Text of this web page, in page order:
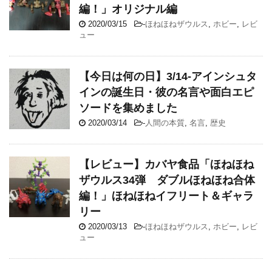
編！」オリジナル編
2020/03/15 -ほねほねザウルス ホビー
レビ
ュー
【今日は何の日】3/14-アインシュタ
インの誕生日・彼の名言や面白エピ
ソードを集めました
2020/03/14 - 人間の本質 名言 歴史
【レビュー】カバヤ食品「ほねほね
ザウルス34弾 ダブルほねほね合体
編！」ほねほねイフリート＆ギャラ
リー
2020/03/13 -ほねほねザウルス ホビー
レビ
ュー